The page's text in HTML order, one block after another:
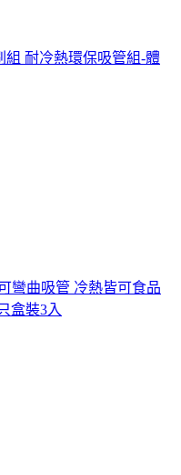
組 耐冷熱環保吸管組-體
彎曲吸管 冷熱皆可食品
盒裝3入